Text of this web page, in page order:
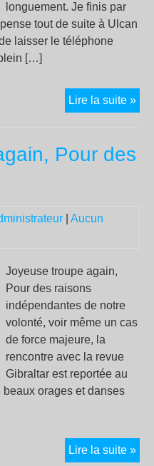
longuement. Je finis par
tout de suite à Ulcan
laisser le téléphone
[…]
Lire la suite »
Pour des
Aucun
Joyeuse troupe again,
Pour des raisons
indépendantes de notre
volonté, voir même un cas
de force majeure, la
rencontre avec la revue
Gibraltar est reportée au
orages et danses
Lire la suite »